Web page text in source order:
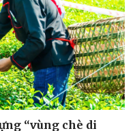
“vùng chè di